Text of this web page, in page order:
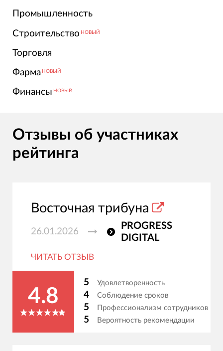
Промышленность
Строительство НОВЫЙ
Торговля
Фарма НОВЫЙ
Финансы НОВЫЙ
Отзывы об участниках
рейтинга
Восточная трибуна
26.01.2026
PROGRESS
DIGITAL
ЧИТАТЬ ОТЗЫВ
4.8
5 Удовлетворенность
4 Соблюдение сроков
5 Профессионализм сотрудников
5 Вероятность рекомендации